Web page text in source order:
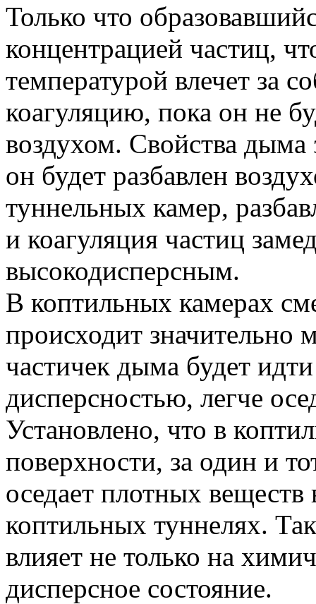
Только что
концентрацией частиц,
температурой влечет за
коагуляцию, пока он не
воздухом. Свойства дыма
он будет разбавлен
туннельных камер,
и коагуляция частиц
высокодисперсным.
В коптильных камерах
происходит значительно
частичек дыма будет
дисперсностью, легче
Установлено, что в
поверхности, за один и
оседает плотных
коптильных туннелях.
влияет не только на
дисперсное состояние.